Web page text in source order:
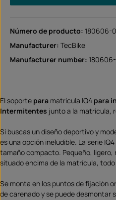
Número de producto: 180606-
Manufacturer: TecBike
Manufacturer number:
El soporte para matrícula IQ4 para
Intermitentes junto a la matrícula,
Si buscas un diseño deportivo y
es una opción ineludible. La serie
tamaño compacto. Pequeño,
situado encima de la matrícula,
Se monta en los puntos de fijación
de carenado y se puede desmontar